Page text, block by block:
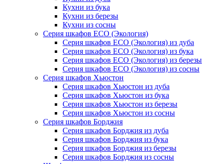
Кухни из бука
Кухни из березы
Кухни из сосны
Серия шкафов ECO (Экология)
Серия шкафов ECO (Экология) из дуба
Серия шкафов ECO (Экология) из бука
Серия шкафов ECO (Экология) из березы
Серия шкафов ECO (Экология) из сосны
Серия шкафов Хьюстон
Серия шкафов Хьюстон из дуба
Серия шкафов Хьюстон из бука
Серия шкафов Хьюстон из березы
Серия шкафов Хьюстон из сосны
Серия шкафов Борджия
Серия шкафов Борджия из дуба
Серия шкафов Борджия из бука
Серия шкафов Борджия из березы
Серия шкафов Борджия из сосны